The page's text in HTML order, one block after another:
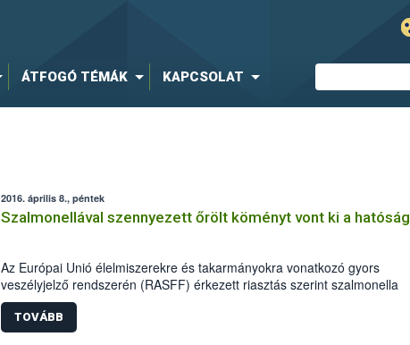
ÁTFOGÓ TÉMÁK KAPCSOLAT
2016. április 8., péntek
Szalmonellával szennyezett őrölt köményt vont ki a hatóság
Az Európai Unió élelmiszerekre és takarmányokra vonatkozó gyors
veszélyjelző rendszerén (RASFF) érkezett riasztás szerint szalmonella
szennyezettség miatt indiai származású őrölt köményt vontak ki a
forgalomból az EU több tagállamában. A szennyezett fűszerből
Magyarországra is szállítottak egy német nagykereskedőn keresztül.
TOVÁBB